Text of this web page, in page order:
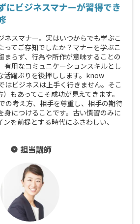
にビジネスマナーが習得でき
ネスマナー。実はいつからでも学ぶこ
ってご存知でしたか？マナーを学ぶこ
まらず、行為や所作が意味することの
有用なコミュニケーションスキルとし
活躍ぶりを後押しします。know
はビジネスは上手く行きません。そこ
もあってこそ成功が見えてきます。
の考え方、相手を尊重し、相手の期待
身につけることです。古い慣習のみに
を前提とする時代にふさわしい、
arrow_drop_down_circle 担当講師